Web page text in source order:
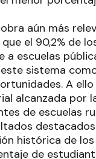
aún más
el 90,2% de
a escuelas
sistema
A ello
alcanzada por
de escuelas
histórica de
de